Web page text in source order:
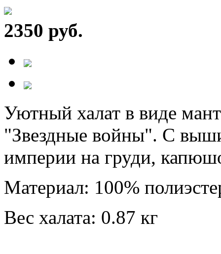
2350 руб.
Уютный халат в виде
"Звездные войны". С
империи на груди,
Материал: 100%
Вес халата: 0.87 кг